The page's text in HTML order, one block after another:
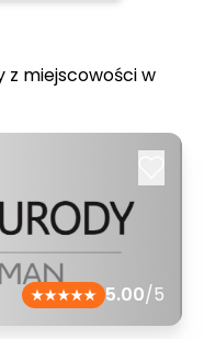
z miejscowości w
5.00/5